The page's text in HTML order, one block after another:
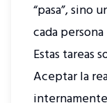
“pasa”, sino
cada
Estas tareas
Aceptar la